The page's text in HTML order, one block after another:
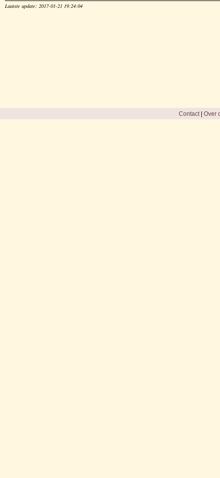
Laatste update: 2017-01-21 19:24:04
Contact| Over